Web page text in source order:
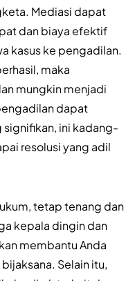
Mediasi dapat
dan biaya efektif
kasus ke pengadilan.
maka
mungkin menjadi
dapat
signifikan, ini kadang-
resolusi yang adil
tetap tenang dan
kepala dingin dan
membantu Anda
Selain itu,